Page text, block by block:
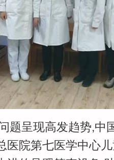
题呈现高发趋势,中
医院第七医学中心